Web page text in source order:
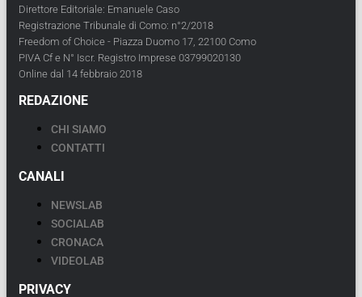
Direttore Editoriale: Emanuele Caso
Registrazione Tribunale di Como: n°2/2018
Freedom of Choice - Piazza Duomo 17, 22100 Como
PIVA Cf e N° Iscr. Registro Imprese 03799020130
Online dal 14 febbraio 2018
REDAZIONE
CHI SIAMO
CONTATTI
CANALI
NEWSLAB
SOCIALAB
CRONACA
VIDEOLAB
PRIVACY